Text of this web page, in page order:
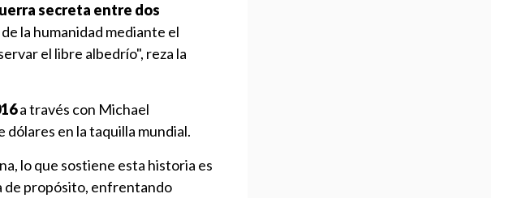
secreta entre dos
la humanidad mediante el
el libre albedrío", reza la
a través con Michael
en la taquilla mundial.
lo que sostiene esta historia es
de propósito, enfrentando